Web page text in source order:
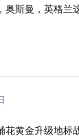
奥斯曼，英格兰
花黄金升级地标